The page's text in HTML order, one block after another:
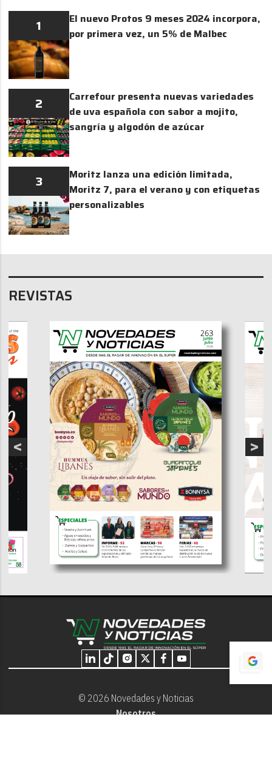
1
El nuevo Protos 9 meses 2024 incorpora,
por primera vez, un 5% de Malbec
2
Carrefour presenta nuevas variedades
de uva española con sabor a mojito,
sangría y algodón de azúcar
3
Moritz lanza una edición limitada,
Moritz 7, para el verano y con etiquetas
personalizables
REVISTAS
© 2026 Novedades y Noticias
Nosotros